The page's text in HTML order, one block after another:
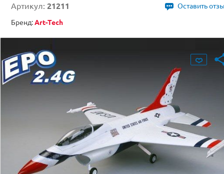
Артикул: 21211
Оставить
Бренд:Art-Tech